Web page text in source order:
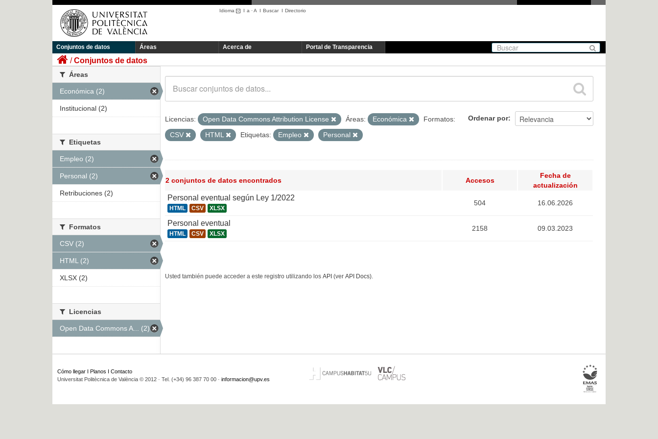
Idioma I a ·A I BuscarI Directorio
Conjuntos de datos Áreas Acerca de Portal de Transparencia
Conjuntos de datos
Ordenar por
Licencias: Open Data Commons Attribution License Áreas: Económica
Formatos:
CSV
HTML Etiquetas: Empleo Personal
2 conjuntos de datos encontrados Accesos
Fecha de
actualización
Personal eventual según Ley 1/2022
HTML CSV XLSX
504 16.06.2026
Personal eventual
HTML CSV XLSX
2158 09.03.2023
Usted también puede acceder a este registro utilizando los API (ver API Docs).
Áreas
Económica (2)
Institucional (2)
Etiquetas
Empleo (2)
Personal (2)
Retribuciones (2)
Formatos
CSV (2)
HTML (2)
XLSX (2)
Licencias
Open Data Commons A... (2)
Cómo llegar Planos
Contacto
Universitat Politècnica de València © 2012 · Tel. (+34) 96 387 70 00 · informacion@upv.es